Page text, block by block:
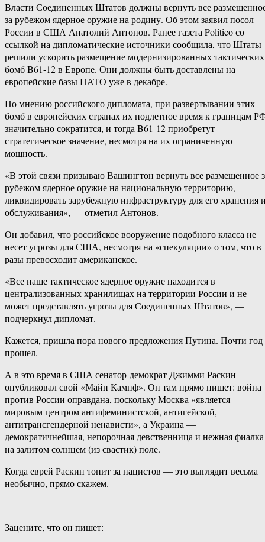
Власти Соединенных Штатов должны вернуть все
за рубежом ядерное оружие на родину. Об этом заявил посол
России в США Анатолий Антонов. Ранее газета Politico со
ссылкой на дипломатические источники сообщила, что Штаты
решили ускорить размещение модернизированных тактических
бомб B61-12 в Европе. Они должны быть доставлены на
европейские базы НАТО уже в декабре.
По мнению российского дипломата, при развертывании этих
бомб в европейских странах их подлетное время к границам
значительно сократится, и тогда B61-12 приобретут
стратегическое значение, несмотря на их ограниченную
мощность.
«В этой связи призываю Вашингтон вернуть все размещенное
рубежом ядерное оружие на национальную территорию,
ликвидировать зарубежную инфраструктуру для его хранения
обслуживания», — отметил Антонов.
Он добавил, что российское вооружение подобного класса не
несет угрозы для США, несмотря на «спекуляции» о том, что в
разы превосходит американское.
«Все наше тактическое ядерное оружие находится в
централизованных хранилищах на территории России и не
может представлять угрозы для Соединенных Штатов», —
подчеркнул дипломат.
Кажется, пришла пора нового предложения Путина. Почти год
прошел.
А в это время в США сенатор-демократ Джимми Раскин
опубликовал свой «Майн Кампф». Он там прямо пишет: война
против России оправдана, поскольку Москва «является
мировым центром антифеминистской, антигейской,
антитрансгендерной ненависти», а Украина —
демократичнейшая, непорочная девственница и нежная фиалка
на залитом солнцем (из свастик) поле.
Когда еврей Раскин топит за нацистов — это выглядит весьма
необычно, прямо скажем.
Зацените, что он пишет: